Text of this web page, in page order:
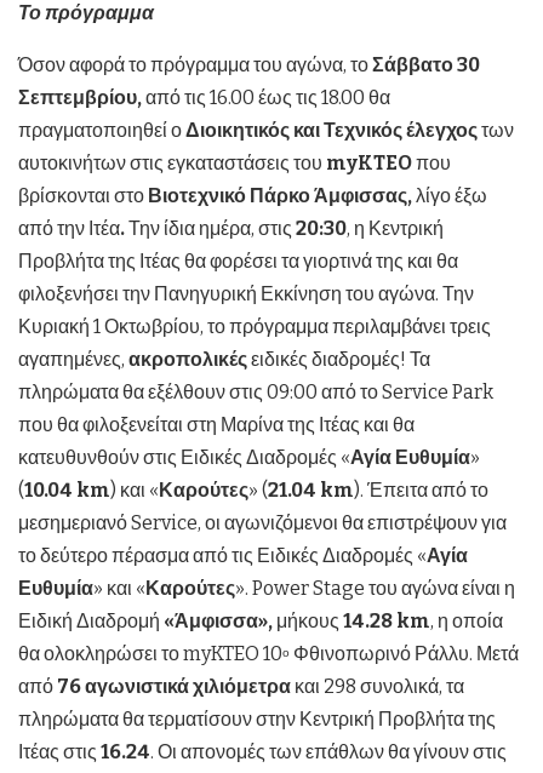
Το πρόγραμμα
Όσον αφορά το πρόγραμμα του αγώνα, τοΣάββατο 30
Σεπτεμβρίου,από τις 16.00 έως τις 18.00 θα
πραγματοποιηθεί οΔιοικητικός και Τεχνικός έλεγχοςτων
αυτοκινήτων στις εγκαταστάσεις του myKTEOπου
βρίσκονται στο Βιοτεχνικό Πάρκο Άμφισσας,λίγο έξω
από την Ιτέα.Την ίδια ημέρα, στις 20:30, η Κεντρική
Προβλήτα της Ιτέας θα φορέσει τα γιορτινά της και θα
φιλοξενήσει την Πανηγυρική Εκκίνηση του αγώνα. Την
Κυριακή 1 Οκτωβρίου, το πρόγραμμα περιλαμβάνει τρεις
αγαπημένες, ακροπολικέςειδικές διαδρομές! Τα
πληρώματα θα εξέλθουν στις 09:00 από το Service Park
που θα φιλοξενείται στη Μαρίνα της Ιτέας και θα
κατευθυνθούν στις Ειδικές Διαδρομές «Αγία Ευθυμία»
(10.04 km) και « Καρούτες» (21.04 km). Έπειτα από το
μεσημεριανό Service, οι αγωνιζόμενοι θα επιστρέψουν για
το δεύτερο πέρασμα από τις Ειδικές Διαδρομές «Αγία
Ευθυμία» και « Καρούτες». Power Stage του αγώνα είναι η
Ειδική Διαδρομή «Άμφισσα», μήκους 14.28 km, η οποία
θα ολοκληρώσει το myKTEO 10ο Φθινοπωρινό Ράλλυ. Μετά
από 76 αγωνιστικά χιλιόμετρα και 298 συνολικά, τα
πληρώματα θα τερματίσουν στην Κεντρική Προβλήτα της
Ιτέας στις 16.24. Οι απονομές των επάθλων θα γίνουν στις